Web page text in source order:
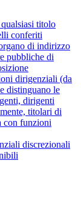
titolo
conferiti
di indirizzo
pubbliche di
dirigenziali (da
distinguano le
dirigenti
titolari di
con funzioni
discrezionali